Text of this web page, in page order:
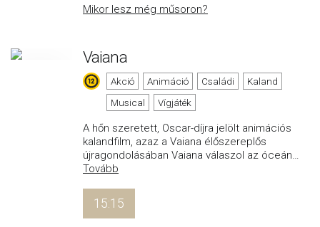
Mikor lesz még műsoron?
Vaiana
Akció Animáció Családi
Kaland
Musical
Vígjáték
A hőn szeretett, Oscar-díjra jelölt animációs
kalandfilm, azaz a Vaiana élőszereplős
újragondolásában Vaiana válaszol az óceán…
Tovább
15:15